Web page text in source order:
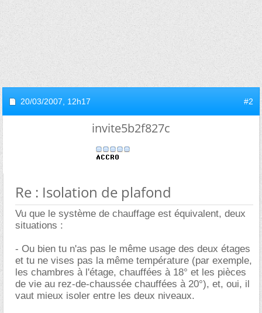
20/03/2007, 12h17 #2
invite5b2f827c
Re : Isolation de plafond
Vu que le système de chauffage est équivalent, deux
situations :
- Ou bien tu n'as pas le même usage des deux étages
et tu ne vises pas la même température (par exemple,
les chambres à l'étage, chauffées à 18° et les pièces
de vie au rez-de-chaussée chauffées à 20°), et, oui, il
vaut mieux isoler entre les deux niveaux.